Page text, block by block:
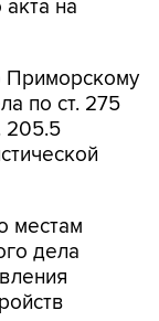
205.5
имеющие
в ФСБ.